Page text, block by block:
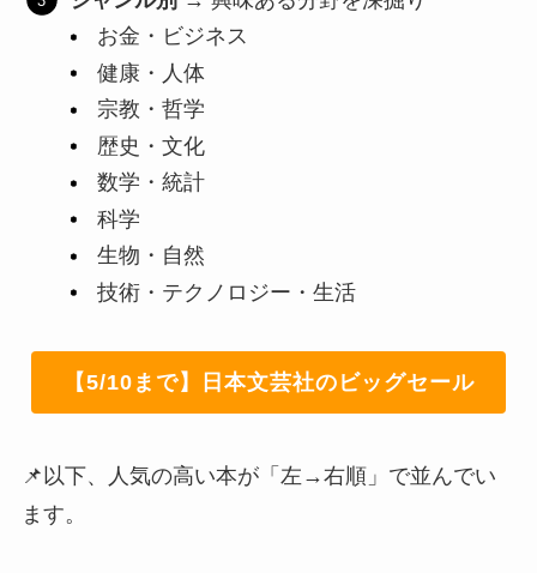
お金・ビジネス
健康・人体
宗教・哲学
歴史・文化
数学・統計
科学
生物・自然
技術・テクノロジー・生活
【5/10まで】日本文芸社のビッグセール
📌以下、人気の高い本が「左→右順」で並んでい
ます。